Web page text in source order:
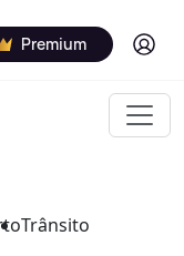
Premium Log in
Trânsito